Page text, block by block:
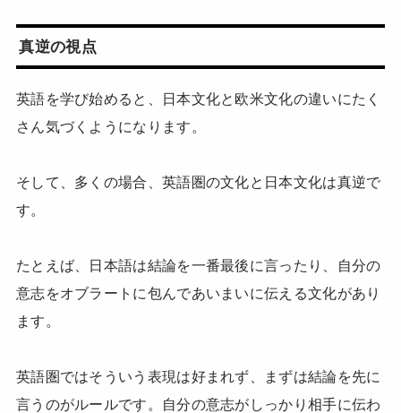
真逆の視点
英語を学び始めると、日本文化と欧米文化の違いにたく
さん気づくようになります。
そして、多くの場合、英語圏の文化と日本文化は真逆で
す。
たとえば、日本語は結論を一番最後に言ったり、自分の
意志をオブラートに包んであいまいに伝える文化があり
ます。
英語圏ではそういう表現は好まれず、まずは結論を先に
言うのがルールです。自分の意志がしっかり相手に伝わ